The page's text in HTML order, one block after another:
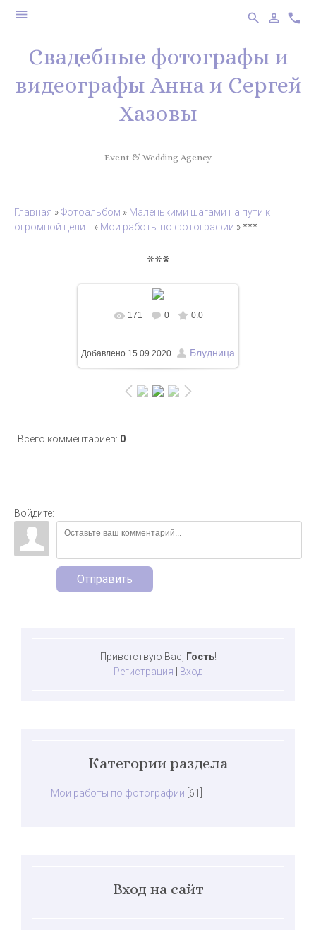
menu search person_outline phone
Свадебные фотографы и
видеографы Анна и Сергей
Хазовы
Event & Wedding Agency
Главная »Фотоальбом » Маленькими шагами на пути к
огромной цели…
» Мои работы по фотографии » ***
***
В реальном размере 750x1126
486.2Kb
171 0 0.0
Добавлено 15.09.2020 Блудница
Всего комментариев: 0
Войдите:
Отправить
Приветствую Вас Гость!
Регистрация
Вход
Категории раздела
Мои работы по фотографии [61]
Вход на сайт